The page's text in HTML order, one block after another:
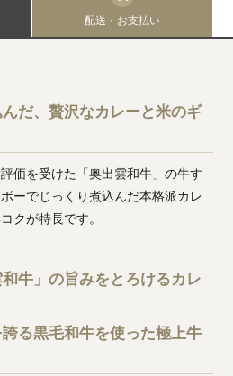
配送・お支払い
だ、贅沢なカレーと米のギ
価を受けた「奥出雲和牛」の牛す
ーでじっくり煮込んだ本格派カレ
クが特長です。
牛」の旨みをとろけるカレ
る黒毛和牛を使った極上牛